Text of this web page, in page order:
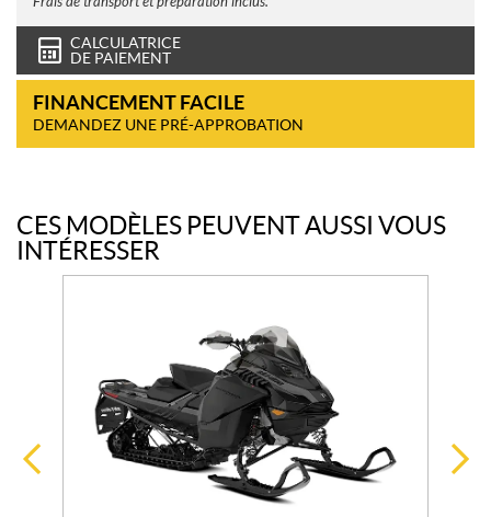
CALCULATRICE
DE PAIEMENT
FINANCEMENT FACILE
DEMANDEZ UNE PRÉ-APPROBATION
CES MODÈLES PEUVENT AUSSI VOUS
INTÉRESSER